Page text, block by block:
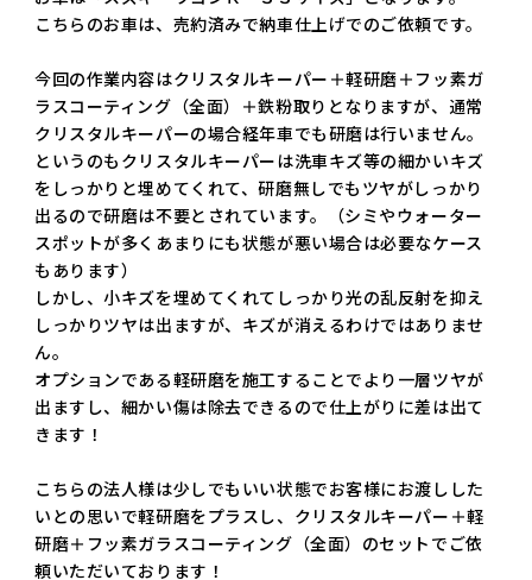
こちらのお車は、売約済みで納車仕上げでのご依頼です。
今回の作業内容はクリスタルキーパー＋軽研磨＋フッ素ガ
ラスコーティング（全面）＋鉄粉取りとなりますが、通常
クリスタルキーパーの場合経年車でも研磨は行いません。
というのもクリスタルキーパーは洗車キズ等の細かいキズ
をしっかりと埋めてくれて、研磨無しでもツヤがしっかり
出るので研磨は不要とされています。（シミやウォーター
スポットが多くあまりにも状態が悪い場合は必要なケース
もあります）
しかし、小キズを埋めてくれてしっかり光の乱反射を抑え
しっかりツヤは出ますが、キズが消えるわけではありませ
ん。
オプションである軽研磨を施工することでより一層ツヤが
出ますし、細かい傷は除去できるので仕上がりに差は出て
きます！
こちらの法人様は少しでもいい状態でお客様にお渡しした
いとの思いで軽研磨をプラスし、クリスタルキーパー＋軽
研磨＋フッ素ガラスコーティング（全面）のセットでご依
頼いただいております！